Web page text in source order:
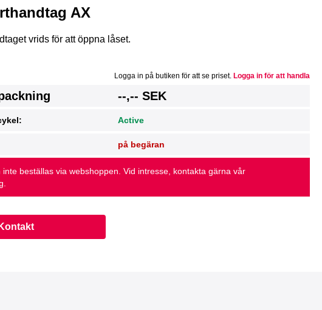
AX
vrids för att öppna låset.
Logga in på butiken för att se priset. Logga in för att handla
--,-- SEK
Active
på begäran
inte beställas via webshoppen. Vid intresse, kontakta gärna vår
Kontakt